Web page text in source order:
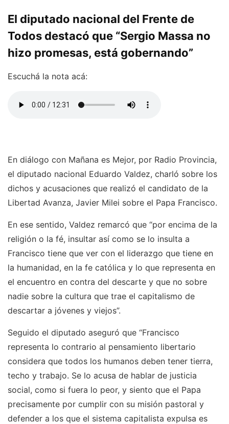
El diputado nacional del Frente de
Todos destacó que “Sergio Massa no
hizo promesas, está gobernando”
Escuchá la nota acá:
En diálogo con Mañana es Mejor, por Radio Provincia,
el diputado nacional Eduardo Valdez, charló sobre los
dichos y acusaciones que realizó el candidato de la
Libertad Avanza, Javier Milei sobre el Papa Francisco.
En ese sentido, Valdez remarcó que “por encima de la
religión o la fé, insultar así como se lo insulta a
Francisco tiene que ver con el liderazgo que tiene en
la humanidad, en la fe católica y lo que representa en
el encuentro en contra del descarte y que no sobre
nadie sobre la cultura que trae el capitalismo de
descartar a jóvenes y viejos”.
Seguido el diputado aseguró que “Francisco
representa lo contrario al pensamiento libertario
considera que todos los humanos deben tener tierra,
techo y trabajo. Se lo acusa de hablar de justicia
social, como si fuera lo peor, y siento que el Papa
precisamente por cumplir con su misión pastoral y
defender a los que el sistema capitalista expulsa es